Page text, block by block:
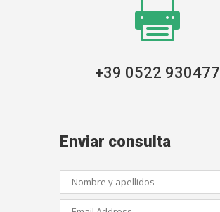

+39 0522 930477
Enviar consulta